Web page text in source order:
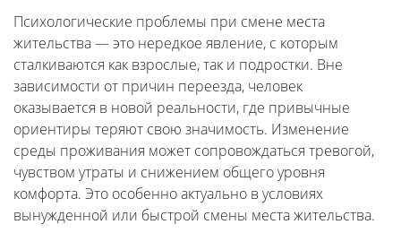
Психологические проблемы при смене места
жительства — это нередкое явление, с которым
сталкиваются как взрослые, так и подростки. Вне
зависимости от причин переезда, человек
оказывается в новой реальности, где привычные
ориентиры теряют свою значимость. Изменение
среды проживания может сопровождаться тревогой,
чувством утраты и снижением общего уровня
комфорта. Это особенно актуально в условиях
вынужденной или быстрой смены места жительства.